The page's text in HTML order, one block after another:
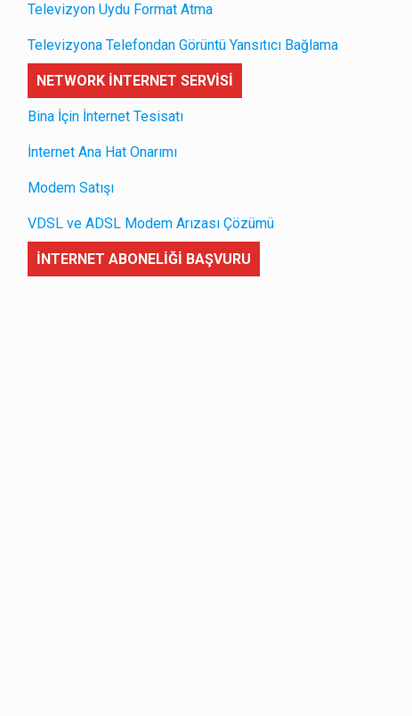
Televizyon Uydu Format Atma
Televizyona Telefondan Görüntü Yansıtıcı Bağlama
NETWORK İNTERNET SERVİSİ
Bina İçin İnternet Tesisatı
İnternet Ana Hat Onarımı
Modem Satışı
VDSL ve ADSL Modem Arızası Çözümü
İNTERNET ABONELİĞİ BAŞVURU